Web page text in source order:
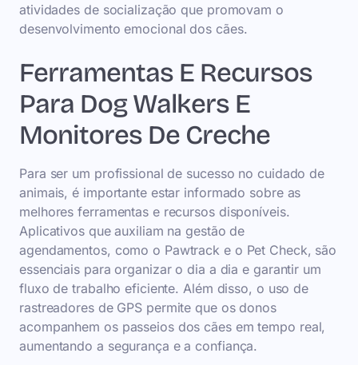
atividades de socialização que promovam o
desenvolvimento emocional dos cães.
Ferramentas E Recursos
Para Dog Walkers E
Monitores De Creche
Para ser um profissional de sucesso no cuidado de
animais, é importante estar informado sobre as
melhores ferramentas e recursos disponíveis.
Aplicativos que auxiliam na gestão de
agendamentos, como o Pawtrack e o Pet Check, são
essenciais para organizar o dia a dia e garantir um
fluxo de trabalho eficiente. Além disso, o uso de
rastreadores de GPS permite que os donos
acompanhem os passeios dos cães em tempo real,
aumentando a segurança e a confiança.